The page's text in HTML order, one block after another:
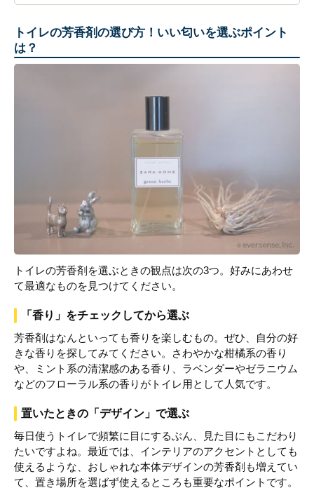
トイレの芳香剤の選び方！いい匂いを選ぶポイント
は？
トイレの芳香剤を選ぶときの観点は次の3つ。好みにあわせ
て最適なものを見つけてください。
「香り」をチェックしてから選ぶ
芳香剤はなんといっても香りを楽しむもの。ぜひ、自分の好
きな香りを探してみてください。さわやかな柑橘系の香り
や、ミント系の清潔感のある香り、ラベンダーやゼラニウム
などのフローラル系の香りがトイレ用として人気です。
置いたときの「デザイン」で選ぶ
毎日使うトイレで頻繁に目にするぶん、見た目にもこだわり
たいですよね。最近では、インテリアのアクセントとしても
使えるような、おしゃれな本体デザインの芳香剤も増えてい
て、置き場所を選ばず使えるところも重要なポイントです。